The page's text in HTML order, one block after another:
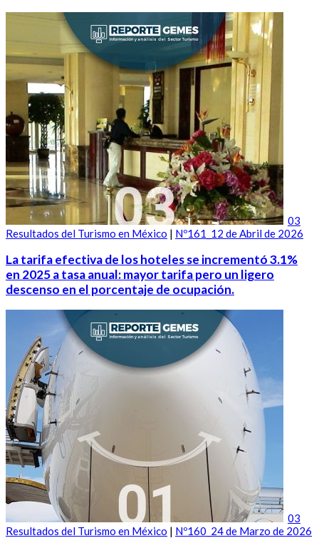
03
Resultados del Turismo en México | Nº161_12 de Abril de 2026
La tarifa efectiva de los hoteles se incrementó 3.1%
en 2025 a tasa anual: mayor tarifa pero un ligero
descenso en el porcentaje de ocupación.
03
Resultados del Turismo en México | Nº160_24 de Marzo de 2026